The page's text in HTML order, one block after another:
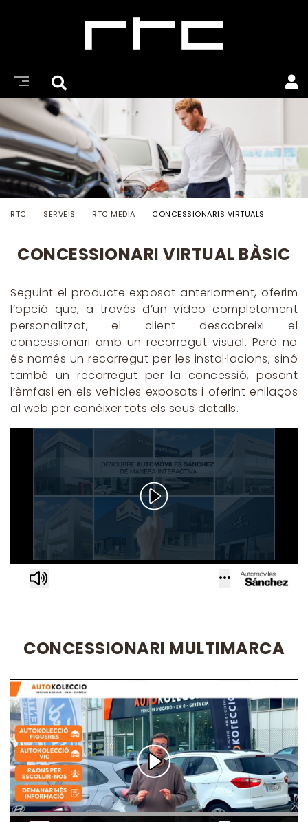
RTC SERVEIS RTC MEDIA CONCESSIONARIS VIRTUALS
CONCESSIONARI VIRTUAL BÀSIC
Seguint el producte exposat anteriorment, oferim
l’opció que, a través d’un vídeo completament
personalitzat, el client descobreixi el
concessionari amb un recorregut visual. Però no
és només un recorregut per les instal·lacions, sinó
també un recorregut per la concessió, posant
l’èmfasi en els vehicles exposats i oferint enllaços
al web per conèixer tots els seus detalls.
CONCESSIONARI MULTIMARCA